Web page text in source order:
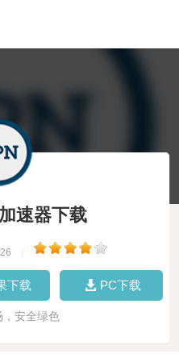
速器下载
下载 PC下载
，安全绿色